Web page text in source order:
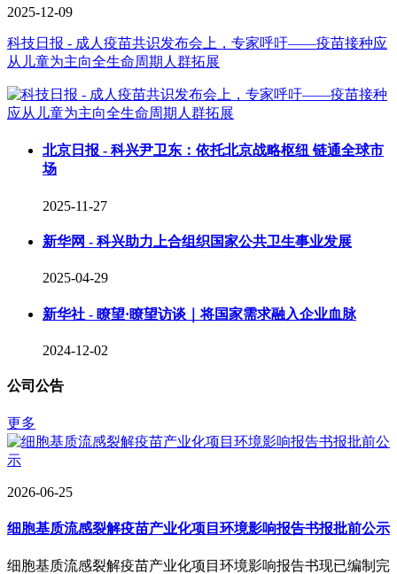
2025-12-09
科技日报 - 成人疫苗共识发布会上，专家呼吁——疫苗接种应
从儿童为主向全生命周期人群拓展
北京日报 - 科兴尹卫东：依托北京战略枢纽 链通全球市
场
2025-11-27
新华网 - 科兴助力上合组织国家公共卫生事业发展
2025-04-29
新华社 - 瞭望·瞭望访谈｜将国家需求融入企业血脉
2024-12-02
公司公告
更多
2026-06-25
细胞基质流感裂解疫苗产业化项目环境影响报告书报批前公示
细胞基质流感裂解疫苗产业化项目环境影响报告书现已编制完